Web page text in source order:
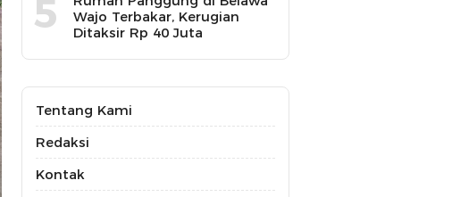
5
Wajo Terbakar, Kerugian
Ditaksir Rp 40 Juta
Tentang Kami
Redaksi
Kontak